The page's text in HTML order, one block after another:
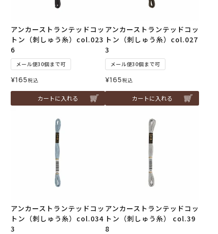
アンカーストランテッドコッ
トン（刺しゅう糸）col.023
6
メール便30個まで可
¥165税込
カートに入れる
アンカーストランテッドコッ
トン（刺しゅう糸）col.027
3
メール便30個まで可
¥165税込
カートに入れる
アンカーストランテッドコッ
トン（刺しゅう糸）col.034
3
アンカーストランテッドコッ
トン（刺しゅう糸） col.39
8